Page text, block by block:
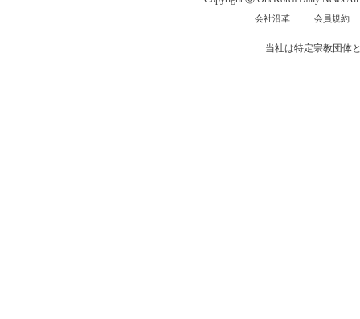
会社沿革 会員規約
当社は特定宗教団体